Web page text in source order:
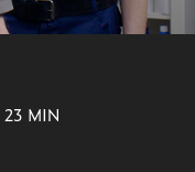
MIN